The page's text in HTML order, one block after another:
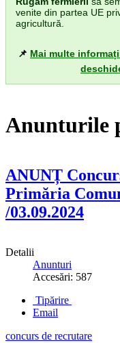
venite din partea UE
agricultură.
📌 Mai multe
Anunturile
ANUNȚ
Primăria
/03.09.2024
Detalii
Anunturi
Accesări: 587
Tipărire
Email
concurs de recrutare